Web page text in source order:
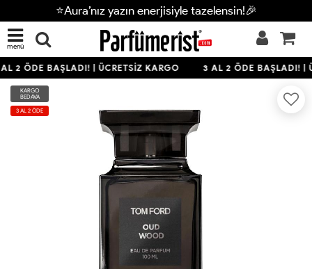
⭐Aura’nız yazın enerjisiyle tazelensin!🎉
menü
2 ÖDE BAŞLADI! | ÜCRETSİZ KARGO 3 AL 2 ÖDE BAŞLADI! |
KARGO
BEDAVA
3 AL 2 ÖDE